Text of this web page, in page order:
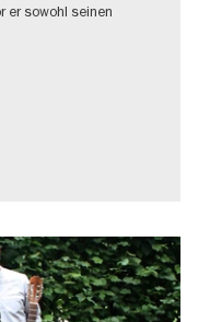
er sowohl seinen